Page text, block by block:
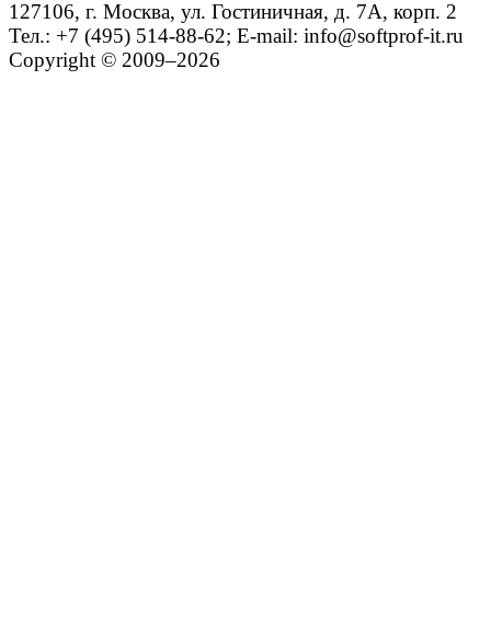
127106, г. Москва, ул. Гостиничная, д. 7А, корп. 2
Тел.: +7 (495) 514-88-62; E-mail: info@softprof-it.ru
Copyright © 2009–2026